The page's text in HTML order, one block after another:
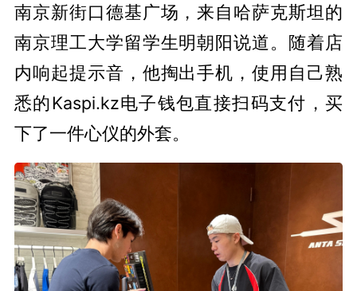
南京新街口德基广场，来自哈萨克斯坦的
南京理工大学留学生明朝阳说道。随着店
内响起提示音，他掏出手机，使用自己熟
悉的Kaspi.kz电子钱包直接扫码支付，买
下了一件心仪的外套。